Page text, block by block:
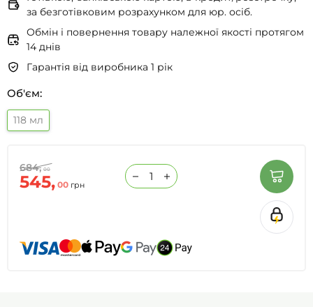
за безготівковим розрахунком для юр. осіб.
Обмін і повернення товару належної якості протягом
14 днів
Гарантія від виробника 1 рік
Об'єм:
118 мл
545, 00 грн
684, 00